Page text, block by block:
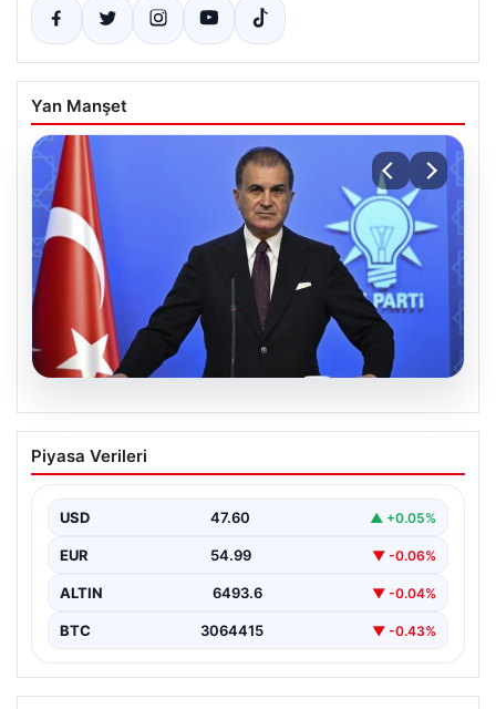
Yan Manşet
05.08.2026
Çerçeve yasa teklifi Meclis’te | AK Parti
Sözcüsü Çelik: İki yıllık sürecin en
Piyasa Verileri
USD 47.60 ▲ +0.05%
EUR 54.99 ▼ -0.06%
ALTIN 6493.6 ▼ -0.04%
BTC 3064415 ▼ -0.43%